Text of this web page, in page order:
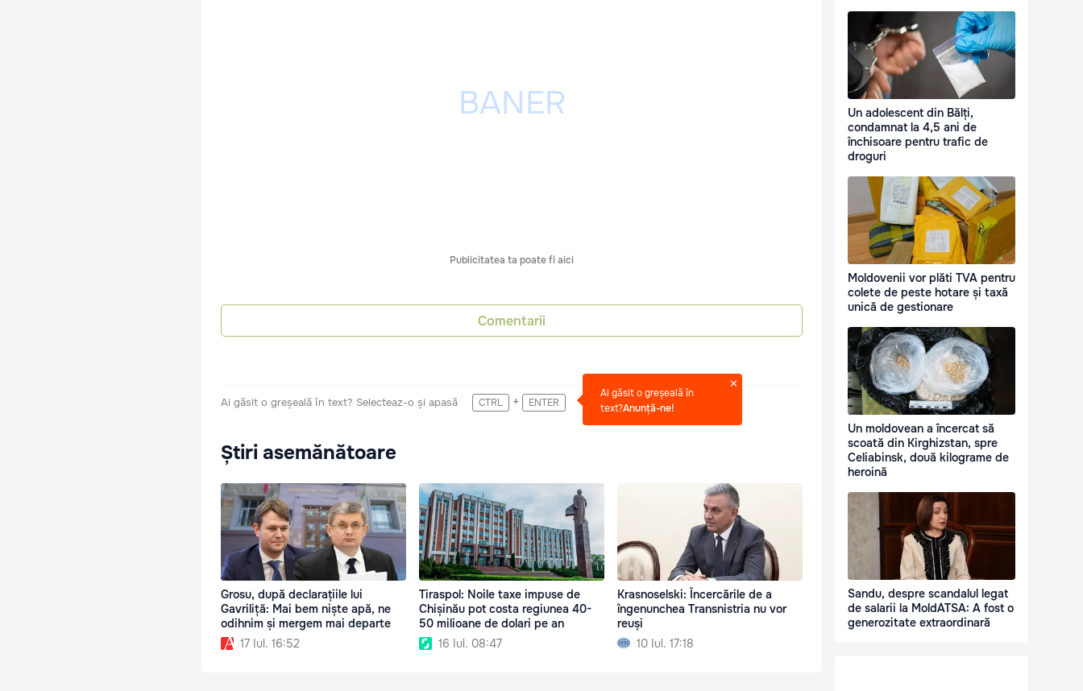
Publicitatea ta poate fi aici
Comentarii
Ai găsit o greșeală în text? Selecteaz-o și apasă CTRL + ENTER
Ai găsit o greșeală în
text?Anunță-ne!
Știri asemănătoare
Grosu, după declarațiile lui
Gavriliță: Mai bem niște apă, ne
odihnim și mergem mai departe
17 Iul. 16:52
Tiraspol: Noile taxe impuse de
Chișinău pot costa regiunea 40-
50 milioane de dolari pe an
16 Iul. 08:47
Krasnoselski: Încercările de a
îngenunchea Transnistria nu vor
reuși
10 Iul. 17:18
Un adolescent din Bălți,
condamnat la 4,5 ani de
închisoare pentru trafic de
droguri
Moldovenii vor plăti TVA pentru
colete de peste hotare și taxă
unică de gestionare
Un moldovean a încercat să
scoată din Kirghizstan, spre
Celiabinsk, două kilograme de
heroină
Sandu, despre scandalul legat
de salarii la MoldATSA: A fost o
generozitate extraordinară